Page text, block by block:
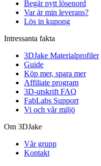
Begär nytt lösenord
Var är min leverans?
Lös in kupong
Intressanta fakta
3DJake Materialprofiler
Guide
Köp mer, spara mer
Affiliate program
3D-utskrift FAQ
FabLabs Support
Vi och vår miljö
Om 3DJake
Vår grupp
Kontakt